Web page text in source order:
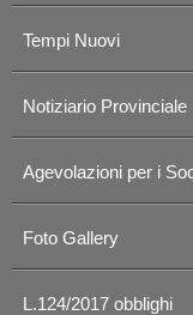
Tempi Nuovi
Notiziario Provinciale
Agevolazioni per i
Foto Gallery
L.124/2017 obblighi